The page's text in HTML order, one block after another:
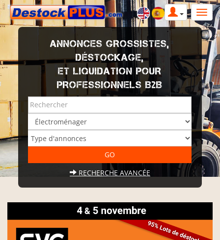
ANNONCES GROSSISTES,
DÉSTOCKAGE,
ET LIQUIDATION POUR
PROFESSIONNELS B2B
RECHERCHE AVANCÉE